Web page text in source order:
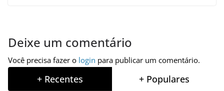
Deixe um comentário
Você precisa fazer o login para publicar um comentário.
+ Recentes + Populares